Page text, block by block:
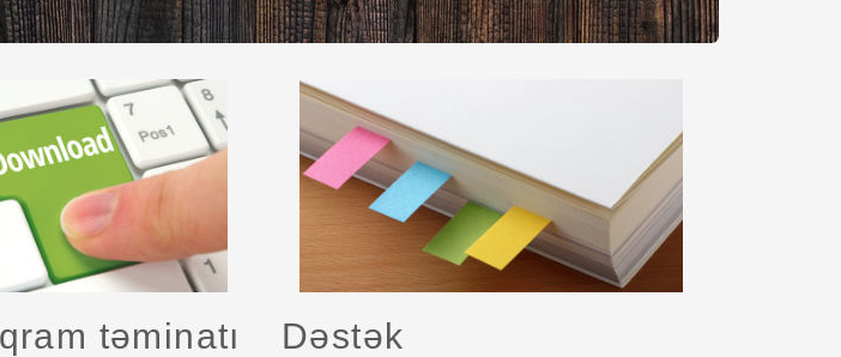
təminatı Dəstək